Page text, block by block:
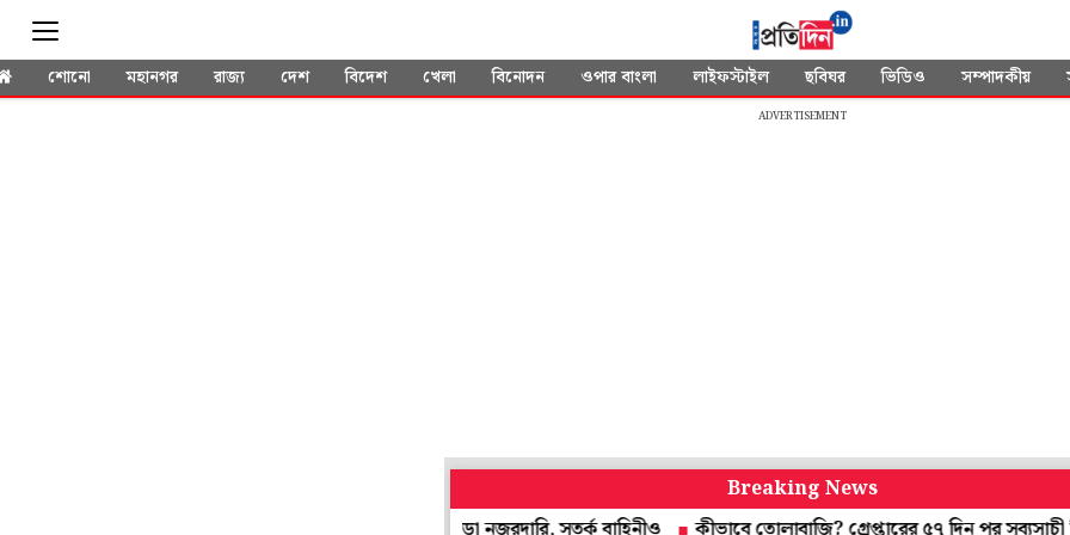
শোনো মহানগর রাজ্য দেশ বিদেশ খেলা বিনোদন ওপার বাংলা লাইফস্টাইল ছবিঘর ভিডিও সম্পাদকীয়
ADVERTISEMENT
Breaking News